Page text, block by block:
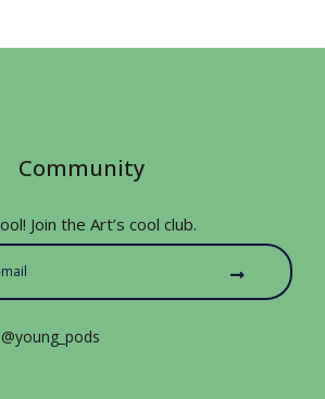
Community
Join the Art’s cool club.
@young_pods